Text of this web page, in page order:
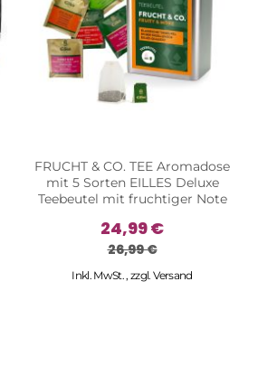
FRUCHT & CO. TEE Aromadose
mit 5 Sorten EILLES Deluxe
Teebeutel mit fruchtiger Note
24,99 €
26,99 €
Inkl. MwSt. ,zzgl.Versand